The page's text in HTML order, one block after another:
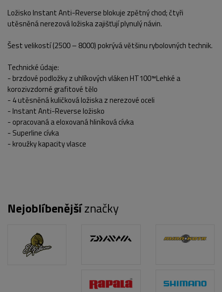
POPIS PRODUKTU
Ložisko Instant Anti-Reverse blokuje zpětný chod; čtyři
utěsněná nerezová ložiska zajišťují plynulý návin.
Šest velikostí (2500 – 8000) pokrývá většinu rybolovných technik.
Technické údaje:
- brzdové podložky z uhlíkových vláken HT100™Lehké a
korozivzdorné grafitové tělo
- 4 utěsněná kuličková ložiska z nerezové oceli
- Instant Anti-Reverse ložisko
- opracovaná a eloxovaná hliníková cívka
- Superline cívka
- kroužky kapacity vlasce
Nejoblíbenějšíznačky